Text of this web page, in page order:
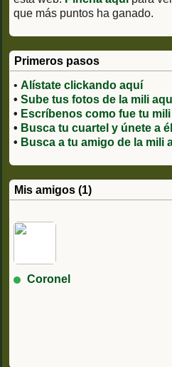
que más puntos ha ganado.
Primeros pasos
• Alístate clickando aquí
• Sube tus fotos de la mili
• Escríbenos como fue tu
• Busca tu cuartel y únete a
• Busca a tu amigo de la mili
Mis amigos (1)
Coronel